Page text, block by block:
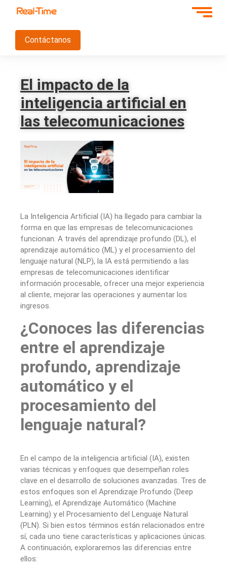
Contáctanos
El impacto de la
inteligencia artificial en
las telecomunicaciones
La Inteligencia Artificial (IA) ha llegado para cambiar la
forma en que las empresas de telecomunicaciones
funcionan. A través del aprendizaje profundo (DL), el
aprendizaje automático (ML) y el procesamiento del
lenguaje natural (NLP), la IA está permitiendo a las
empresas de telecomunicaciones identificar
información procesable, ofrecer una mejor experiencia
al cliente, mejorar las operaciones y aumentar los
ingresos.
¿Conoces las diferencias
entre el aprendizaje
profundo, aprendizaje
automático y el
procesamiento del
lenguaje natural?
En el campo de la inteligencia artificial (IA), existen
varias técnicas y enfoques que desempeñan roles
clave en el desarrollo de soluciones avanzadas. Tres de
estos enfoques son el Aprendizaje Profundo (Deep
Learning), el Aprendizaje Automático (Machine
Learning) y el Procesamiento del Lenguaje Natural
(PLN). Si bien estos términos están relacionados entre
sí, cada uno tiene características y aplicaciones únicas.
A continuación, exploraremos las diferencias entre
ellos: